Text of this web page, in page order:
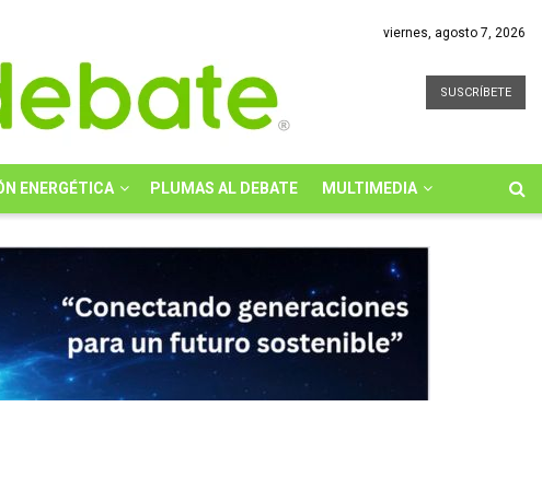
viernes, agosto 7, 2026
SUSCRÍBETE
ENERGÉTICA PLUMAS AL DEBATE MULTIMEDIA